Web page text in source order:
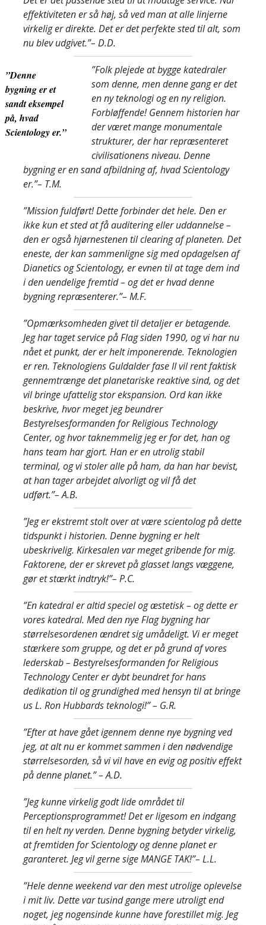
effektiviteten er så høj, så ved man at alle linjerne
virkelig er direkte. Det er det perfekte sted til alt, som
nu blev udgivet.”– D.D.
”Denne
bygning er et
sandt eksempel
på, hvad
Scientology er.”
”Folk plejede at bygge katedraler
som denne, men denne gang er det
en ny teknologi og en ny religion.
Forbløffende! Gennem historien har
der været mange monumentale
strukturer, der har repræsenteret
civilisationens niveau. Denne
bygning er en sand afbildning af, hvad Scientology
er.”– T.M.
”Mission fuldført! Dette forbinder det hele. Den er
ikke kun et sted at få auditering eller uddannelse –
den er også hjørnestenen til clearing af planeten. Det
eneste, der kan sammenligne sig med opdagelsen af
Dianetics og Scientology, er evnen til at tage dem ind
i den uendelige fremtid – og det er hvad denne
bygning repræsenterer.”– M.F.
”Opmærksomheden givet til detaljer er betagende.
Jeg har taget service på Flag siden 1990, og vi har nu
nået et punkt, der er helt imponerende. Teknologien
er ren. Teknologiens Guldalder fase II vil rent faktisk
gennemtrænge det planetariske reaktive sind, og det
vil bringe ufattelig stor ekspansion. Ord kan ikke
beskrive, hvor meget jeg beundrer
Bestyrelsesformanden for Religious Technology
Center, og hvor taknemmelig jeg er for det, han og
hans team har gjort. Han er en utrolig stabil
terminal, og vi stoler alle på ham, da han har bevist,
at han tager arbejdet alvorligt og vil få det
udført.”– A.B.
”Jeg er ekstremt stolt over at være scientolog på dette
tidspunkt i historien. Denne bygning er helt
ubeskrivelig. Kirkesalen var meget gribende for mig.
Faktorene, der er skrevet på glasset langs væggene,
gør et stærkt indtryk!”– P.C.
”En katedral er altid speciel og æstetisk – og dette er
vores katedral. Med den nye Flag bygning har
størrelsesordenen ændret sig umådeligt. Vi er meget
stærkere som gruppe, og det er på grund af vores
lederskab – Bestyrelsesformanden for Religious
Technology Center er dybt beundret for hans
dedikation til og grundighed med hensyn til at bringe
us L. Ron Hubbards teknologi!”– G.R.
”Efter at have gået igennem denne nye bygning ved
jeg, at alt nu er kommet sammen i den nødvendige
størrelsesorden, så vi vil have en evig og positiv effekt
på denne planet.”– A.D.
”Jeg kunne virkelig godt lide området til
Perceptionsprogrammet! Det er ligesom en indgang
til en helt ny verden. Denne bygning betyder virkelig,
at fremtiden for Scientology og denne planet er
garanteret. Jeg vil gerne sige MANGE TAK!”– L.L.
”Hele denne weekend var den mest utrolige oplevelse
i mit liv. Dette var tusind gange mere utroligt end
noget, jeg nogensinde kunne have forestillet mig. Jeg